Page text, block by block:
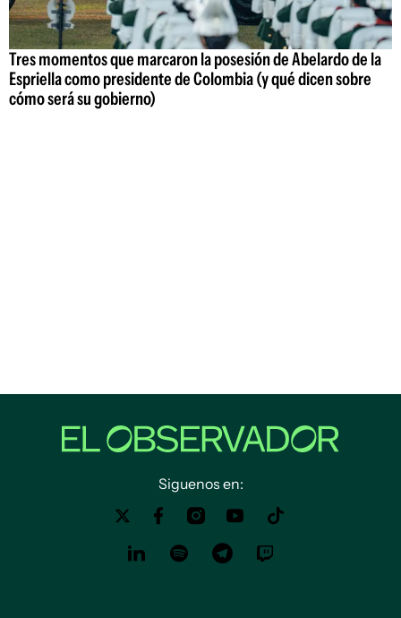
Tres momentos que marcaron la posesión de Abelardo de la
Espriella como presidente de Colombia (y qué dicen sobre
cómo será su gobierno)
Siguenos en: